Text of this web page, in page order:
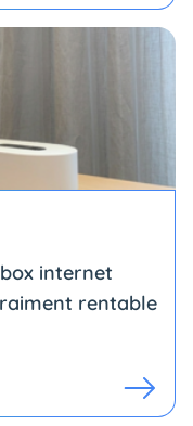
internet
rentable